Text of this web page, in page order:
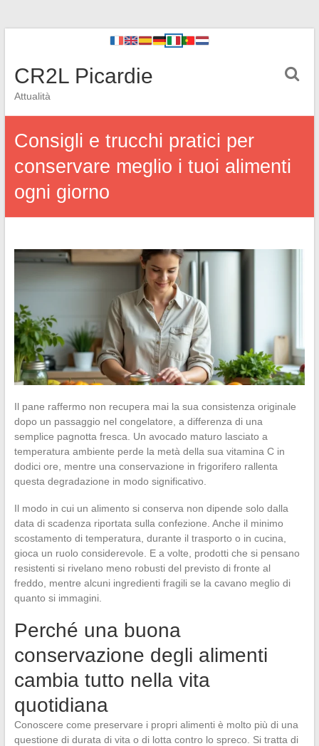
CR2L Picardie
Attualità
Consigli e trucchi pratici per
conservare meglio i tuoi alimenti
ogni giorno
Il pane raffermo non recupera mai la sua consistenza originale
dopo un passaggio nel congelatore, a differenza di una
semplice pagnotta fresca. Un avocado maturo lasciato a
temperatura ambiente perde la metà della sua vitamina C in
dodici ore, mentre una conservazione in frigorifero rallenta
questa degradazione in modo significativo.
Il modo in cui un alimento si conserva non dipende solo dalla
data di scadenza riportata sulla confezione. Anche il minimo
scostamento di temperatura, durante il trasporto o in cucina,
gioca un ruolo considerevole. E a volte, prodotti che si pensano
resistenti si rivelano meno robusti del previsto di fronte al
freddo, mentre alcuni ingredienti fragili se la cavano meglio di
quanto si immagini.
Perché una buona
conservazione degli alimenti
cambia tutto nella vita
quotidiana
Conoscere come preservare i propri alimenti è molto più di una
questione di durata di vita o di lotta contro lo spreco. Si tratta di